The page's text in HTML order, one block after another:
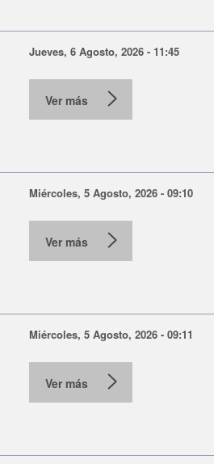
Jueves, 6 Agosto, 2026 - 11:45
Ver más
Miércoles, 5 Agosto, 2026 - 09:10
Ver más
Miércoles, 5 Agosto, 2026 - 09:11
Ver más